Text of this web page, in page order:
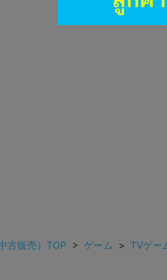
古販売）TOP > ゲーム > TVゲー